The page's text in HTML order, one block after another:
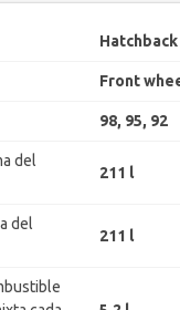
Hatchback
Front
98, 95, 92
del
211 l
del
211 l